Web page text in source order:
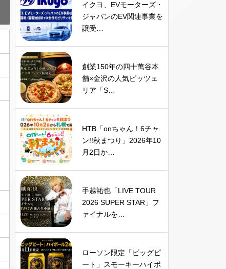
イクヨ、EVモーターズ・
ジャパンのEV関連事業を
譲受…
創業150年の四十萬谷本
舗×金沢の人気ピッツェ
リア「S…
HTB「onちゃん！6チャ
ン!!秋まつり」2026年10
月2日か…
手越祐也「LIVE TOUR
2026 SUPER STAR」フ
ァイナルを…
ローソン限定「ビッグピ
ート」スモーキーハイボ